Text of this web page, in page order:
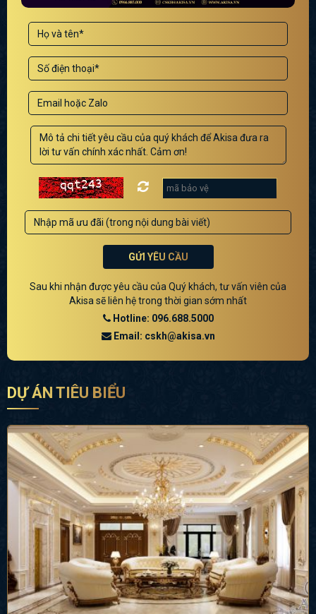
GỬI YÊU CẦU
Sau khi nhận được yêu cầu của Quý khách, tư vấn viên của
Akisa sẽ liên hệ trong thời gian sớm nhất
Hotline: 096.688.5000
Email: cskh@akisa.vn
DỰ ÁN TIÊU BIỂU